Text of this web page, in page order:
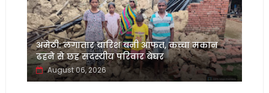
अमेठी: लगातार बारिश बनी आफत, कच्चा मकान
ढहने से छह सदस्यीय परिवार बेघर
August 06, 2026